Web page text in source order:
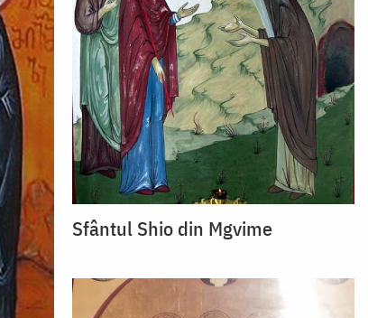
Sfântul Shio din Mgvime